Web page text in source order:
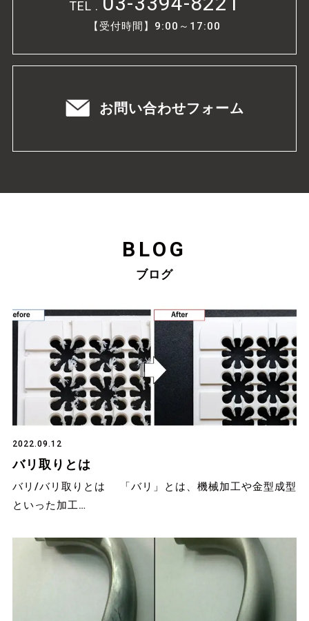
TEL .
【受付時間】9:00～17:00
お問い合わせフォーム
BLOG
ブログ
2022.09.12
バリ取りとは
バリ/バリ取りとは 「バリ」とは、機械加工や金型成型
といった加工…